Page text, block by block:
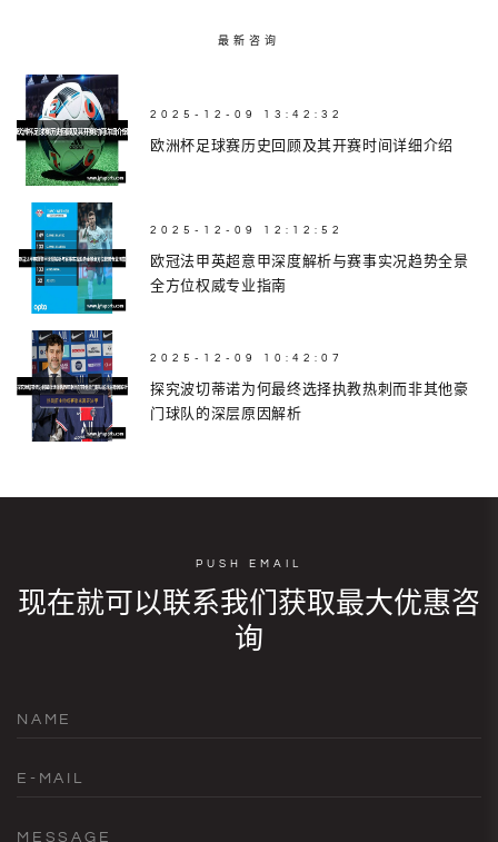
最新咨询
2025-12-09 13:42:32
欧洲杯足球赛历史回顾及其开赛时间详细介绍
2025-12-09 12:12:52
欧冠法甲英超意甲深度解析与赛事实况趋势全景
全方位权威专业指南
2025-12-09 10:42:07
探究波切蒂诺为何最终选择执教热刺而非其他豪
门球队的深层原因解析
PUSH EMAIL
现在就可以联系我们获取最大优惠咨
询
NAME
E-MAIL
MESSAGE